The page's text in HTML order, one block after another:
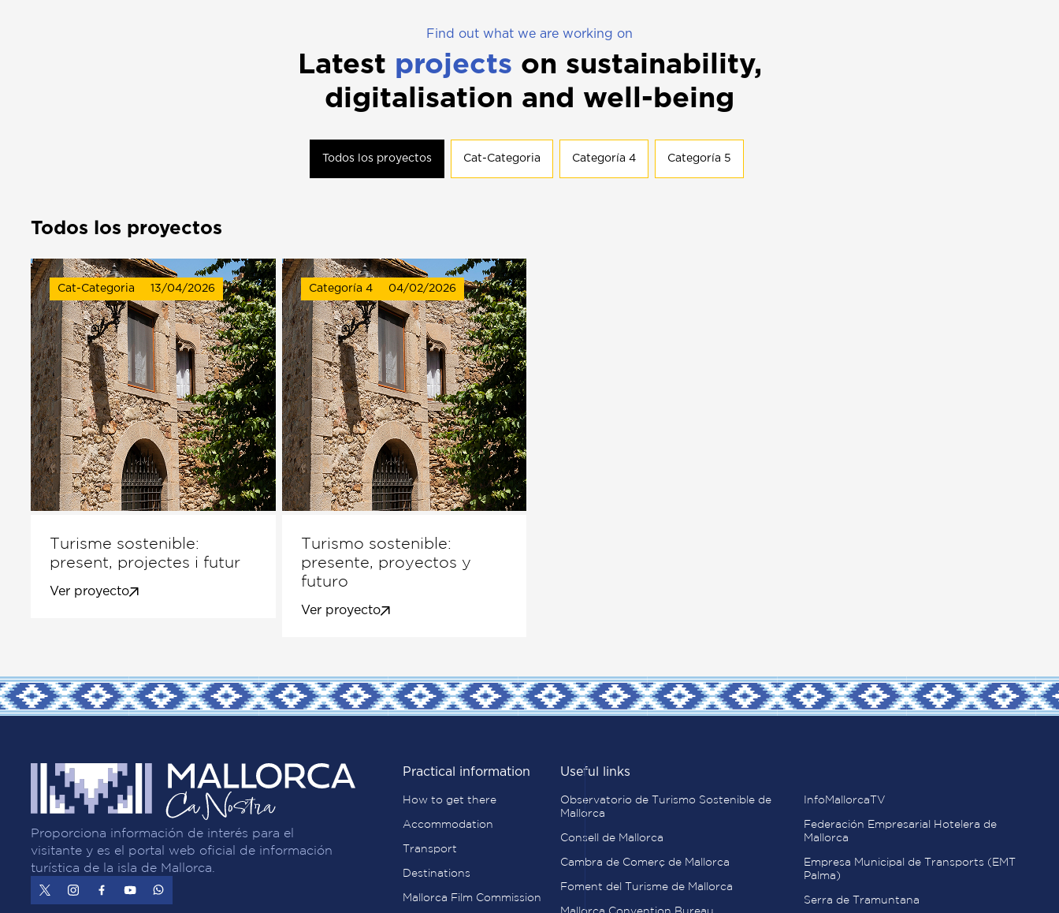
Find out what we are working on
Latest projects on sustainability,
digitalisation and well-being
Todos los proyectos Cat-Categoria Categoría 4 Categoría 5
Todos los proyectos
Cat-Categoria 13/04/2026
Turisme sostenible:
present, projectes i futur
Ver proyecto
Categoría 4 04/02/2026
Turismo sostenible:
presente, proyectos y
futuro
Ver proyecto
Proporciona información de interés para el
visitante y es el portal web oficial de información
turística de la isla de Mallorca.
Practical information
How to get there
Accommodation
Transport
Destinations
Mallorca Film Commission
Useful links
Observatorio de Turismo Sostenible de
Mallorca
Consell de Mallorca
Cambra de Comerç de Mallorca
Foment del Turisme de Mallorca
InfoMallorcaTV
Federación Empresarial Hotelera de
Mallorca
Empresa Municipal de Transports (EMT
Palma)
Serra de Tramuntana